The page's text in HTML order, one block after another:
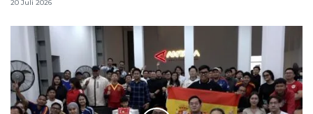
20 Juli 2026